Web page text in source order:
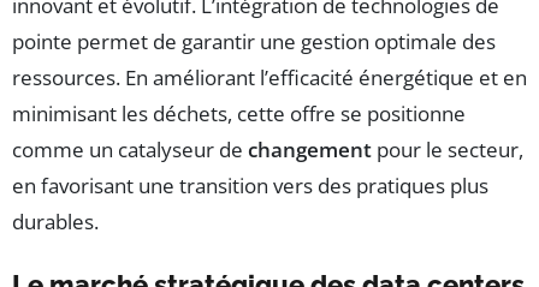
innovant et évolutif. L’intégration de technologies de
pointe permet de garantir une gestion optimale des
ressources. En améliorant l’efficacité énergétique et en
minimisant les déchets, cette offre se positionne
comme un catalyseur de changement pour le secteur,
en favorisant une transition vers des pratiques plus
durables.